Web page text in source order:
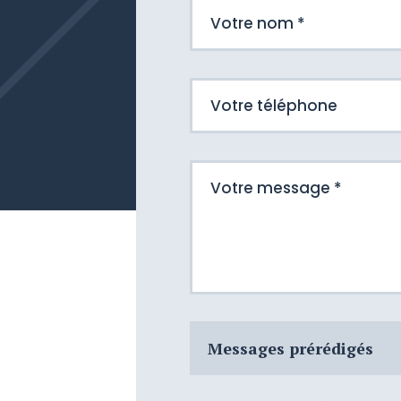
Messages prérédigés